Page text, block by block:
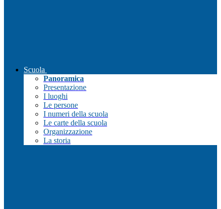
Scuola
Panoramica
Presentazione
I luoghi
Le persone
I numeri della scuola
Le carte della scuola
Organizzazione
La storia